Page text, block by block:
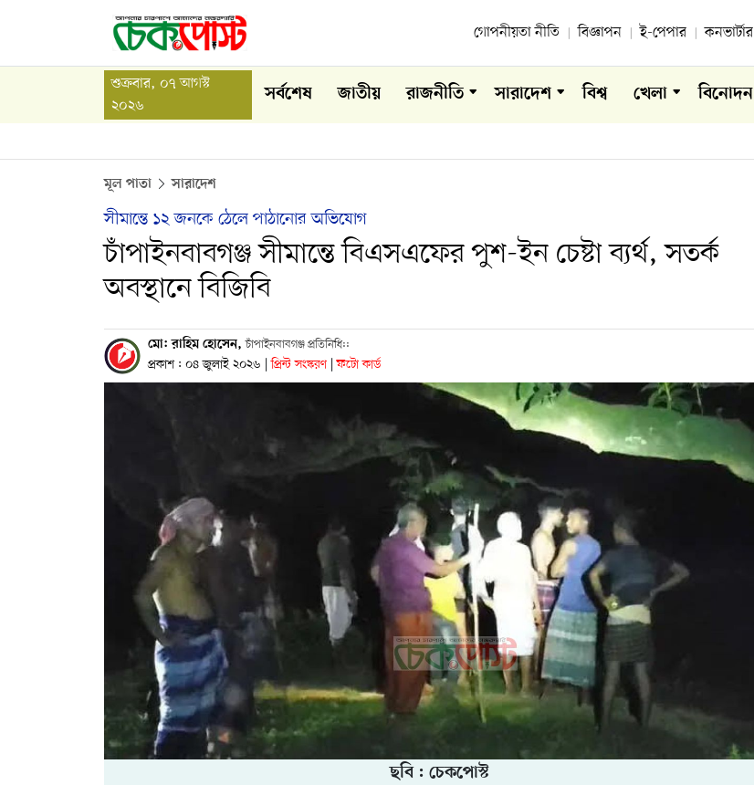
গোপনীয়তা নীতি বিজ্ঞাপন ই-পেপার কনভার্টার
শুক্রবার, ০৭ আগস্ট
২০২৬
সর্বশেষ জাতীয় রাজনীতি সারাদেশ বিশ্ব খেলা বিনোদন
মূল পাতা সারাদেশ
সীমান্তে ১২ জনকে ঠেলে পাঠানোর অভিযোগ
চাঁপাইনবাবগঞ্জ সীমান্তে বিএসএফের পুশ-ইন চেষ্টা ব্যর্থ, সতর্ক
অবস্থানে বিজিবি
মো: রাহিম হোসেন,চাঁপাইনবাবগঞ্জ প্রতিনিধি::
প্রকাশ : ০৪ জুলাই ২০২৬ | প্রিন্ট সংস্করণ | ফটো কার্ড
ছবি : চেকপোস্ট